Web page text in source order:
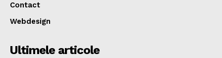
Contact
Webdesign
Ultimele articole